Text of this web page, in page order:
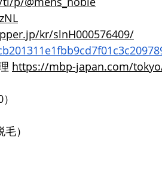
kr/slnH000576409/
https://mbp-japan.com/
）